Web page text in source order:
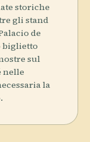
storiche
gli stand
de
biglietto
sul
nelle
la